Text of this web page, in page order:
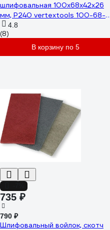
шлифовальная 100x68x42x26
мм, P240 vertextools 100-68-
2404.8
(8)
В корзину по 5
735 ₽
790 ₽
Шлифовальный войлок, скотч